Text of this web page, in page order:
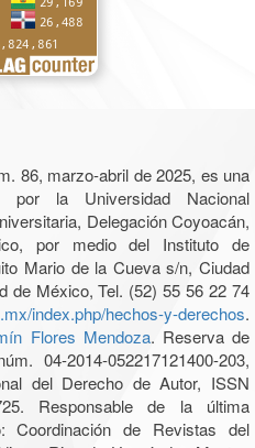
86, marzo-abril de 2025, es una
por la Universidad Nacional
Delegación Coyoacán,
por medio del Instituto de
Mario de la Cueva s/n, Ciudad
de México, Tel. (52) 55 56 22 74
index.php/hechos-y-derechos.
Flores Mendoza. Reserva de
04-2014-052217121400-203,
del Derecho de Autor, ISSN
Responsable de la última
Coordinación de Revistas del